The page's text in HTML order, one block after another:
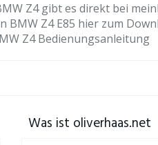
Z4 gibt es direkt bei
Z4 E85 hier zum
Z4 Bedienungsanleitung
Was ist oliverhaas.net